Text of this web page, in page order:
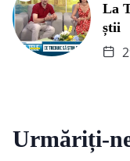
La
știi
Urmăriți-